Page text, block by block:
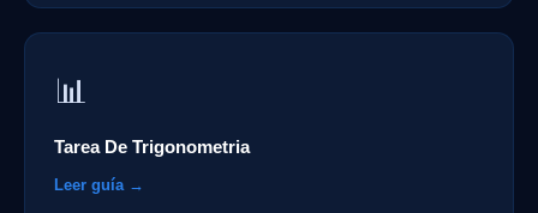
📊
Tarea De Trigonometria
Leer guía →